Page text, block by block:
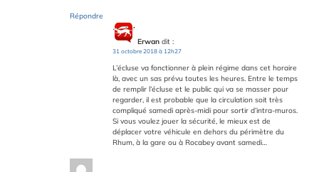
Répondre
Erwan dit :
31 octobre 2018 à 12h27
L’écluse va fonctionner à plein régime dans cet horaire
là, avec un sas prévu toutes les heures. Entre le temps
de remplir l’écluse et le public qui va se masser pour
regarder, il est probable que la circulation soit très
compliqué samedi après-midi pour sortir d’intra-muros.
Si vous voulez jouer la sécurité, le mieux est de
déplacer votre véhicule en dehors du périmètre du
Rhum, à la gare ou à Rocabey avant samedi…